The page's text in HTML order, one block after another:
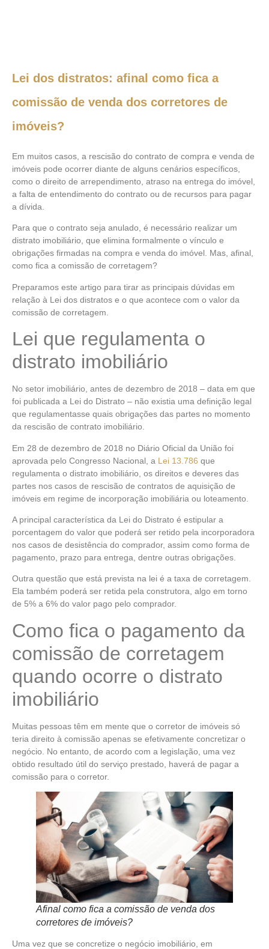
Lei dos distratos: afinal como fica a
comissão de venda dos corretores de
imóveis?
Em muitos casos, a rescisão do contrato de compra e venda de
imóveis pode ocorrer diante de alguns cenários específicos,
como o direito de arrependimento, atraso na entrega do imóvel,
a falta de entendimento do contrato ou de recursos para pagar
a dívida.
Para que o contrato seja anulado, é necessário realizar um
distrato imobiliário, que elimina formalmente o vínculo e
obrigações firmadas na compra e venda do imóvel. Mas, afinal,
como fica a comissão de corretagem?
Preparamos este artigo para tirar as principais dúvidas em
relação à Lei dos distratos e o que acontece com o valor da
comissão de corretagem.
Lei que regulamenta o
distrato imobiliário
No setor imobiliário, antes de dezembro de 2018 – data em que
foi publicada a Lei do Distrato – não existia uma definição legal
que regulamentasse quais obrigações das partes no momento
da rescisão de contrato imobiliário.
Em 28 de dezembro de 2018 no Diário Oficial da União foi
aprovada pelo Congresso Nacional, a Lei 13.786 que
regulamenta o distrato imobiliário, os direitos e deveres das
partes nos casos de rescisão de contratos de aquisição de
imóveis em regime de incorporação imobiliária ou loteamento.
A principal característica da Lei do Distrato é estipular a
porcentagem do valor que poderá ser retido pela incorporadora
nos casos de desistência do comprador, assim como forma de
pagamento, prazo para entrega, dentre outras obrigações.
Outra questão que está prevista na lei é a taxa de corretagem.
Ela também poderá ser retida pela construtora, algo em torno
de 5% a 6% do valor pago pelo comprador.
Como fica o pagamento da
comissão de corretagem
quando ocorre o distrato
imobiliário
Muitas pessoas têm em mente que o corretor de imóveis só
teria direito à comissão apenas se efetivamente concretizar o
negócio. No entanto, de acordo com a legislação, uma vez
obtido resultado útil do serviço prestado, haverá de pagar a
comissão para o corretor.
Afinal como fica a comissão de venda dos
corretores de imóveis?
Uma vez que se concretize o negócio imobiliário, em